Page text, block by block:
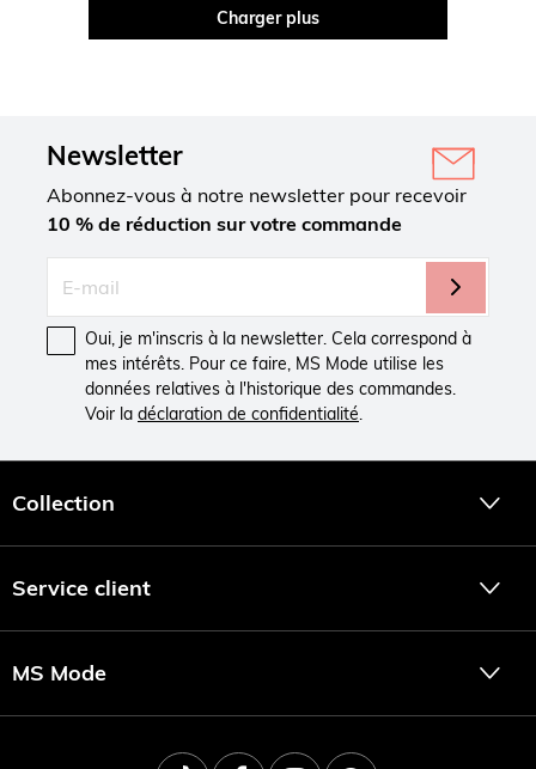
Charger plus
Newsletter
Abonnez-vous à notre newsletter pour recevoir
10 % de réduction sur votre commande
Oui, je m'inscris à la newsletter. Cela correspond à
mes intérêts. Pour ce faire, MS Mode utilise les
données relatives à l'historique des commandes.
Voir la déclaration de confidentialité.
Collection
Service client
MS Mode